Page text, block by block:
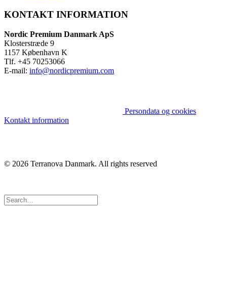
KONTAKT INFORMATION
Nordic Premium Danmark ApS
Klosterstræde 9
1157 København K
Tlf. +45 70253066
E-mail: info@nordicpremium.com
Persondata og cookies
Kontakt information
© 2026 Terranova Danmark. All rights reserved